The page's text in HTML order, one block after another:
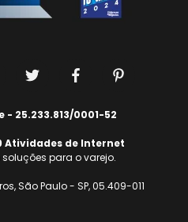
- 25.233.813/0001-52
Atividades de Internet
para o varejo.
São Paulo - SP, 05.409-011